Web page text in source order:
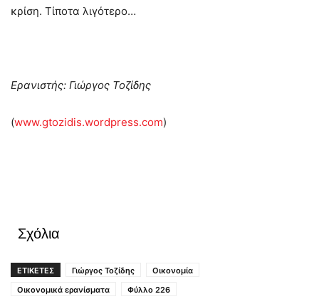
κρίση. Τίποτα λιγότερο…
Ερανιστής: Γιώργος Τοζίδης
(www.gtozidis.wordpress.com)
Σχόλια
ΕΤΙΚΕΤΕΣ Γιώργος Τοζίδης
Οικονομία
Οικονομικά ερανίσματα
Φύλλο 226